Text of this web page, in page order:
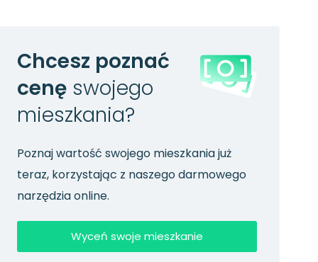
Chcesz poznać
cenę swojego
mieszkania?
Poznaj wartość swojego mieszkania już
teraz, korzystając z naszego darmowego
narzędzia online.
Wyceń swoje mieszkanie